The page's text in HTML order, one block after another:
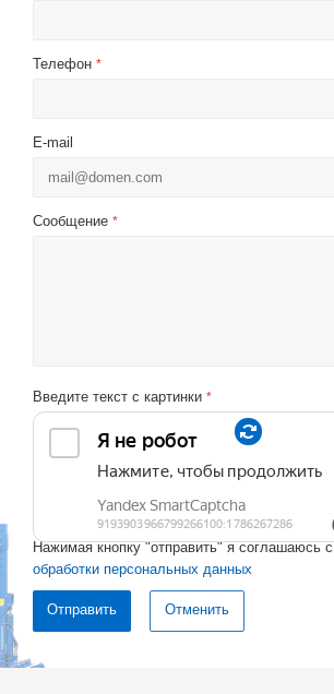
Телефон *
E-mail
Сообщение *
Введите текст с картинки *
Нажимая кнопку "отправить" я соглашаюсь с
обработки персональных данных
Отменить